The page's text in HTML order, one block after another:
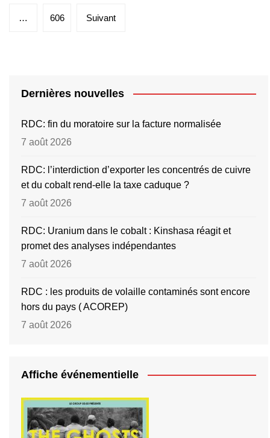
publications
… 606 Suivant
Dernières nouvelles
RDC: fin du moratoire sur la facture normalisée
7 août 2026
RDC: l’interdiction d’exporter les concentrés de cuivre
et du cobalt rend-elle la taxe caduque ?
7 août 2026
RDC: Uranium dans le cobalt : Kinshasa réagit et
promet des analyses indépendantes
7 août 2026
RDC : les produits de volaille contaminés sont encore
hors du pays ( ACOREP)
7 août 2026
Affiche événementielle